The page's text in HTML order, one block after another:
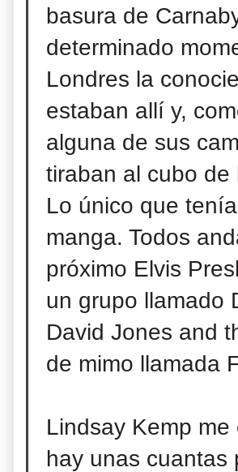
basura de
determinado
Londres la
estaban allí y,
alguna de sus
tiraban al cubo
Lo único que
manga. Todos
próximo Elvis
un grupo llamado
David Jones and
de mimo llamada
Lindsay Kemp
hay unas cuantas